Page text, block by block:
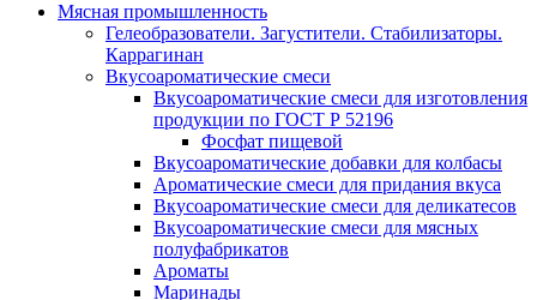
Мясная промышленность
Гелеобразователи. Загустители. Стабилизаторы.
Каррагинан
Вкусоароматические смеси
Вкусоароматические смеси для изготовления
продукции по ГОСТ Р 52196
Фосфат пищевой
Вкусоароматические добавки для колбасы
Ароматические смеси для придания вкуса
Вкусоароматические смеси для деликатесов
Вкусоароматические смеси для мясных
полуфабрикатов
Ароматы
Маринады